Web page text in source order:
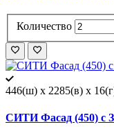
Количество
446(ш) x 2285(в) x
СИТИ Фасад (450)